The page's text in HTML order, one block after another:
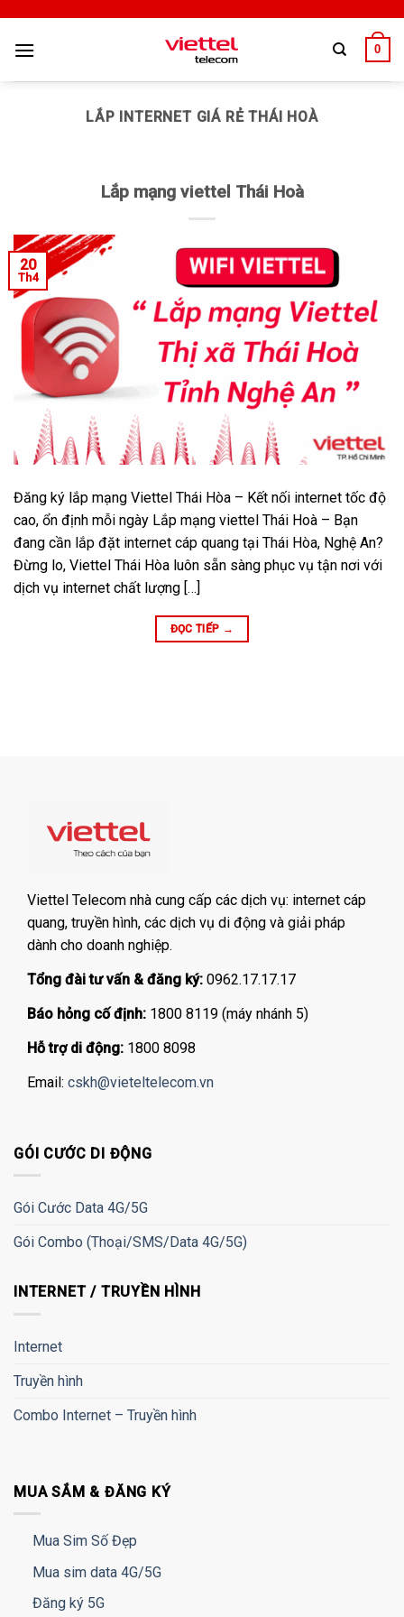
0
LẮP INTERNET GIÁ RẺ THÁI HOÀ
Lắp mạng viettel Thái Hoà
20
Th4
Đăng ký lắp mạng Viettel Thái Hòa – Kết nối internet tốc độ
cao, ổn định mỗi ngày Lắp mạng viettel Thái Hoà – Bạn
đang cần lắp đặt internet cáp quang tại Thái Hòa, Nghệ An?
Đừng lo, Viettel Thái Hòa luôn sẵn sàng phục vụ tận nơi với
dịch vụ internet chất lượng […]
ĐỌC TIẾP →
Viettel Telecom nhà cung cấp các dịch vụ: internet cáp
quang, truyền hình, các dịch vụ di động và giải pháp
dành cho doanh nghiệp.
Tổng đài tư vấn & đăng ký: 0962.17.17.17
Báo hỏng cố định: 1800 8119 (máy nhánh 5)
Hỗ trợ di động: 1800 8098
Email: cskh@vieteltelecom.vn
GÓI CƯỚC DI ĐỘNG
Gói Cước Data 4G/5G
Gói Combo (Thoại/SMS/Data 4G/5G)
INTERNET / TRUYỀN HÌNH
Internet
Truyền hình
Combo Internet – Truyền hình
MUA SẮM & ĐĂNG KÝ
Mua Sim Số Đẹp
Mua sim data 4G/5G
Đăng ký 5G